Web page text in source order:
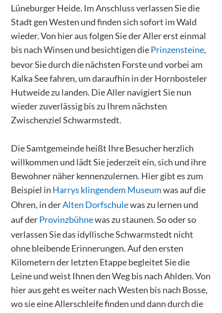
Lüneburger Heide. Im Anschluss verlassen Sie die
Stadt gen Westen und finden sich sofort im Wald
wieder. Von hier aus folgen Sie der Aller erst einmal
bis nach Winsen und besichtigen diePrinzensteine,
bevor Sie durch die nächsten Forste und vorbei am
Kalka See fahren, um daraufhin in der Hornbosteler
Hutweide zu landen. Die Aller navigiert Sie nun
wieder zuverlässig bis zu Ihrem nächsten
Zwischenziel Schwarmstedt.
Die Samtgemeinde heißt Ihre Besucher herzlich
willkommen und lädt Sie jederzeit ein, sich und ihre
Bewohner näher kennenzulernen. Hier gibt es zum
Beispiel in Harrys klingendem Museumwas auf die
Ohren, in derAlten Dorfschulewas zu lernen und
auf derProvinzbühnewas zu staunen. So oder so
verlassen Sie das idyllische Schwarmstedt nicht
ohne bleibende Erinnerungen. Auf den ersten
Kilometern der letzten Etappe begleitet Sie die
Leine und weist Ihnen den Weg bis nach Ahlden. Von
hier aus geht es weiter nach Westen bis nach Bosse,
wo sie eine Allerschleife finden und dann durch die